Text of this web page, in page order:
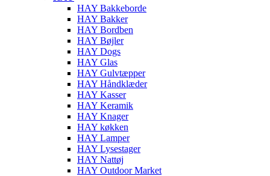
HAY Bakkeborde
HAY Bakker
HAY Bordben
HAY Bøjler
HAY Dogs
HAY Glas
HAY Gulvtæpper
HAY Håndklæder
HAY Kasser
HAY Keramik
HAY Knager
HAY køkken
HAY Lamper
HAY Lysestager
HAY Nattøj
HAY Outdoor Market